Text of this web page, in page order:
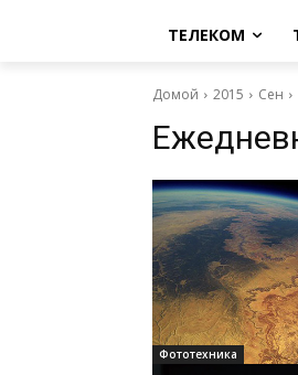
ТЕЛЕКОМ
Домой 2015 Сен
Фототехника